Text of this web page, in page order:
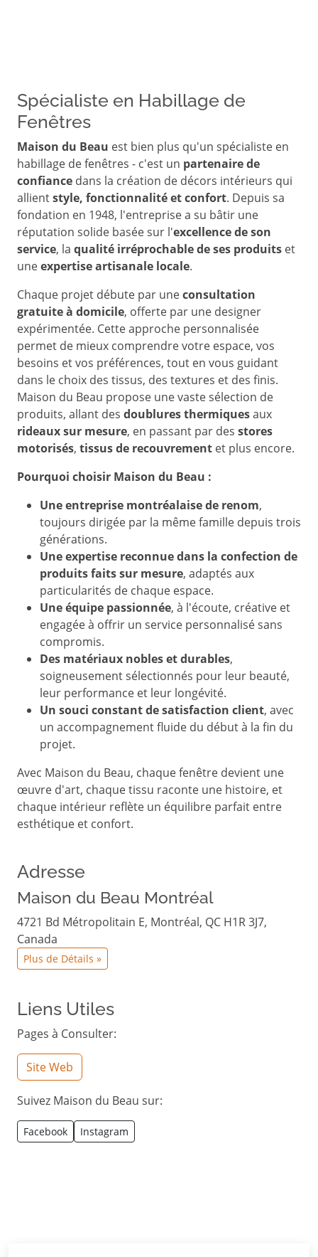
Spécialiste en Habillage de
Fenêtres
Maison du Beau est bien plus qu'un spécialiste en
habillage de fenêtres - c'est un partenaire de
confiance dans la création de décors intérieurs qui
allientstyle, fonctionnalité et confort. Depuis sa
fondation en 1948, l'entreprise a su bâtir une
réputation solide basée sur l'excellence de son
service, la qualité irréprochable de ses produits et
uneexpertise artisanale locale.
Chaque projet débute par uneconsultation
gratuite à domicile, offerte par une designer
expérimentée. Cette approche personnalisée
permet de mieux comprendre votre espace, vos
besoins et vos préférences, tout en vous guidant
dans le choix des tissus, des textures et des finis.
Maison du Beau propose une vaste sélection de
produits, allant des doublures thermiquesaux
rideaux sur mesure, en passant par des stores
motorisés, tissus de recouvrement et plus encore.
Pourquoi choisir Maison du Beau :
Une entreprise montréalaise de renom,
toujours dirigée par la même famille depuis trois
générations.
Une expertise reconnue dans la confection de
produits faits sur mesure, adaptés aux
particularités de chaque espace.
Une équipe passionnée, à l'écoute, créative et
engagée à offrir un service personnalisé sans
compromis.
Des matériaux nobles et durables,
soigneusement sélectionnés pour leur beauté,
leur performance et leur longévité.
Un souci constant de satisfaction client, avec
un accompagnement fluide du début à la fin du
projet.
Avec Maison du Beau, chaque fenêtre devient une
œuvre d'art, chaque tissu raconte une histoire, et
chaque intérieur reflète un équilibre parfait entre
esthétique et confort.
Adresse
Maison du Beau Montréal
4721 Bd Métropolitain E, Montréal, QC H1R 3J7,
Canada
Plus de Détails »
Liens Utiles
Pages à Consulter:
Site Web
Suivez Maison du Beau sur:
Facebook Instagram